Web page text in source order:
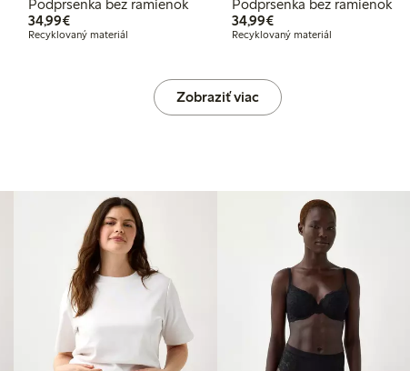
Podprsenka bez ramienok
34,99€34,99 €
Recyklovaný materiál
Podprsenka bez ramienok
34,99€34,99 €
Recyklovaný materiál
Zobraziť viac